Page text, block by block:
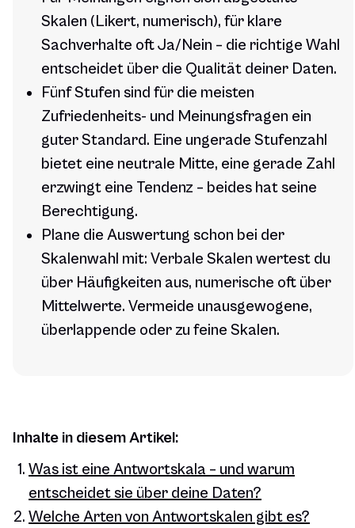
Skalen (Likert, numerisch), für klare
Sachverhalte oft Ja/Nein – die richtige Wahl
entscheidet über die Qualität deiner Daten.
Fünf Stufen sind für die meisten
Zufriedenheits- und Meinungsfragen ein
guter Standard. Eine ungerade Stufenzahl
bietet eine neutrale Mitte, eine gerade Zahl
erzwingt eine Tendenz – beides hat seine
Berechtigung.
Plane die Auswertung schon bei der
Skalenwahl mit: Verbale Skalen wertest du
über Häufigkeiten aus, numerische oft über
Mittelwerte. Vermeide unausgewogene,
überlappende oder zu feine Skalen.
Inhalte in diesem Artikel:
Was ist eine Antwortskala – und warum
entscheidet sie über deine Daten?
Welche Arten von Antwortskalen gibt es?